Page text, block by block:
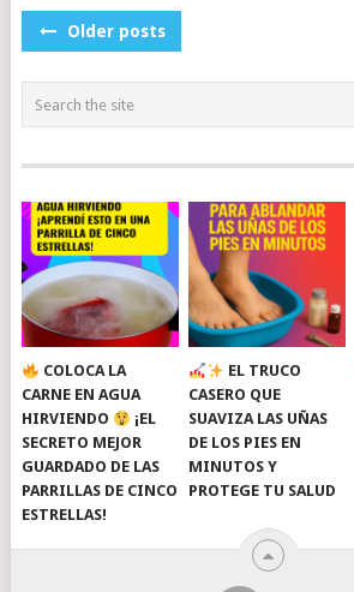
POSTS
Older posts
COLOCA LA
CARNE EN AGUA
HIRVIENDO
¡EL
SECRETO MEJOR
GUARDADO DE LAS
PARRILLAS DE CINCO
ESTRELLAS!
EL TRUCO
CASERO QUE
SUAVIZA LAS UÑAS
DE LOS PIES EN
MINUTOS Y
PROTEGE TU SALUD